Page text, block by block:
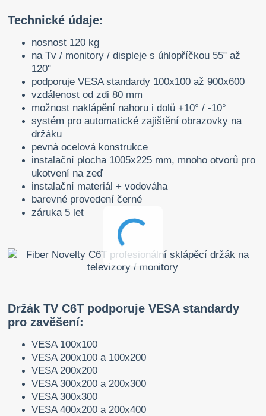
Technické údaje:
nosnost 120 kg
na Tv / monitory / displeje s úhlopříčkou 55" až
120"
podporuje VESA standardy 100x100 až 900x600
vzdálenost od zdi 80 mm
možnost naklápění nahoru i dolů +10° / -10°
systém pro automatické zajištění obrazovky na
držáku
pevná ocelová konstrukce
instalační plocha 1005x225 mm, mnoho otvorů pro
ukotvení na zeď
instalační materiál + vodováha
barevné provedení černé
záruka 5 let
Držák TV C6T podporuje VESA standardy
pro zavěšení:
VESA 100x100
VESA 200x100 a 100x200
VESA 200x200
VESA 300x200 a 200x300
VESA 300x300
VESA 400x200 a 200x400